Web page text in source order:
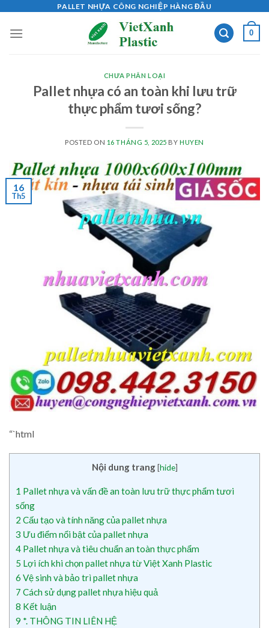
content
PALLET NHỰA CÔNG NGHIỆP HÀNG ĐẦU
0
CHƯA PHÂN LOẠI
Pallet nhựa có an toàn khi lưu trữ
thực phẩm tươi sống?
POSTED ON 16 THÁNG 5, 2025 BY HUYEN
16
Th5
“`html
Nội dung trang [hide]
1 Pallet nhựa và vấn đề an toàn lưu trữ thực phẩm tươi
sống
2 Cấu tạo và tính năng của pallet nhựa
3 Ưu điểm nổi bật của pallet nhựa
4 Pallet nhựa và tiêu chuẩn an toàn thực phẩm
5 Lợi ích khi chọn pallet nhựa từ Việt Xanh Plastic
6 Vệ sinh và bảo trì pallet nhựa
7 Cách sử dụng pallet nhựa hiệu quả
8 Kết luận
9 *. THÔNG TIN LIÊN HỆ